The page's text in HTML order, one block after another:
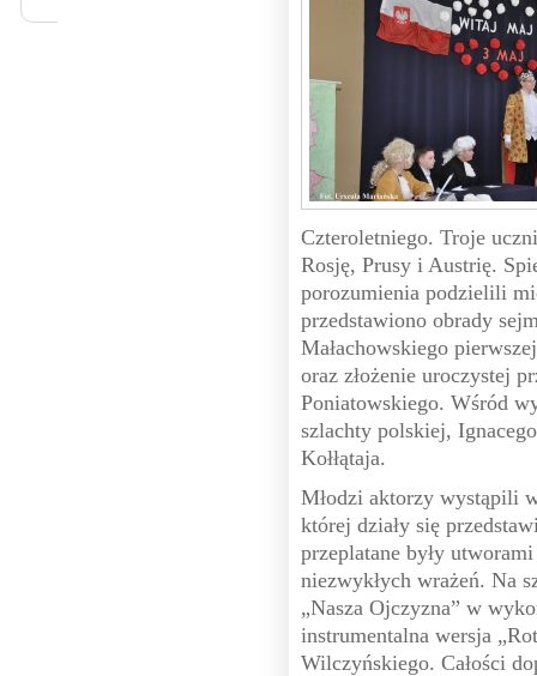
Czteroletniego. Troje
Rosję, Prusy i Austrię.
porozumienia podzielili
przedstawiono obrady
Małachowskiego
oraz złożenie uroczystej
Poniatowskiego. Wśród
szlachty polskiej,
Kołłątaja.
Młodzi aktorzy wystąpili
której działy się
przeplatane były
niezwykłych wrażeń. Na
„Nasza Ojczyzna” w
instrumentalna wersja
Wilczyńskiego. Całości